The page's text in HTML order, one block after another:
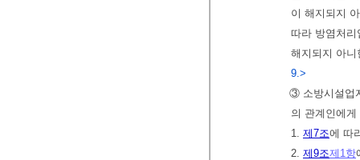
이 해지되지
따라 방염처리
해지되지 아
9.>
③ 소방시설업
의 관계인에
1. 제7조에 따
2. 제9조제1항